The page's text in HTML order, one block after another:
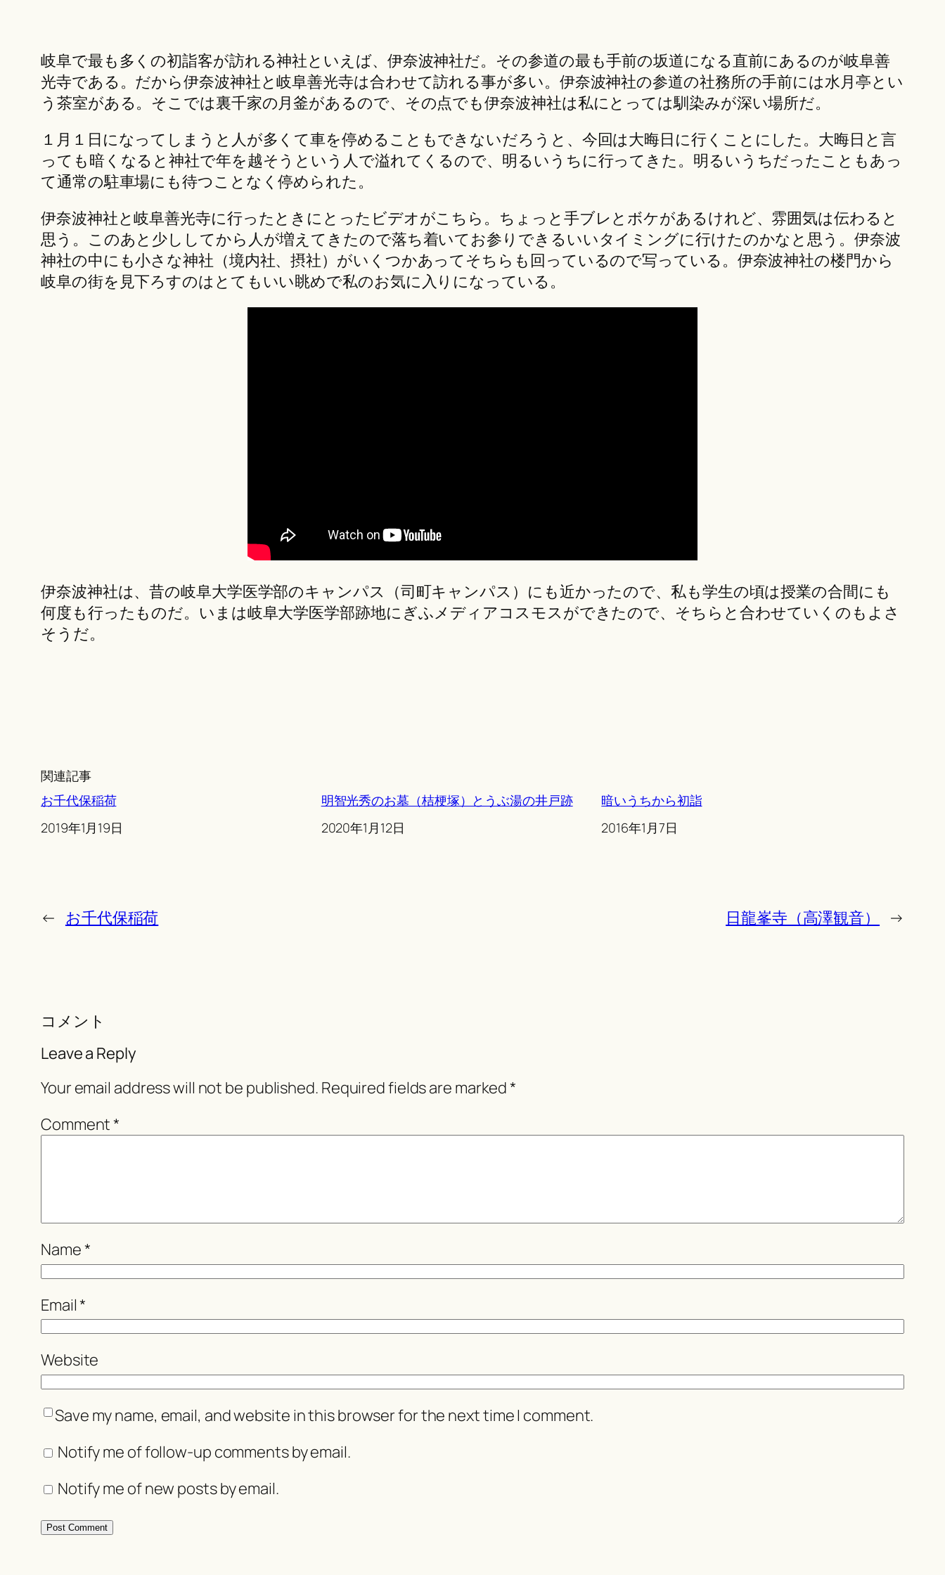
岐阜で最も多くの初詣客が訪れる神社といえば、伊奈波神社だ。その参道の最も手前の坂道になる直前にあるのが岐阜善
光寺である。だから伊奈波神社と岐阜善光寺は合わせて訪れる事が多い。伊奈波神社の参道の社務所の手前には水月亭とい
う茶室がある。そこでは裏千家の月釜があるので、その点でも伊奈波神社は私にとっては馴染みが深い場所だ。
１月１日になってしまうと人が多くて車を停めることもできないだろうと、今回は大晦日に行くことにした。大晦日と言
っても暗くなると神社で年を越そうという人で溢れてくるので、明るいうちに行ってきた。明るいうちだったこともあっ
て通常の駐車場にも待つことなく停められた。
伊奈波神社と岐阜善光寺に行ったときにとったビデオがこちら。ちょっと手ブレとボケがあるけれど、雰囲気は伝わると
思う。このあと少ししてから人が増えてきたので落ち着いてお参りできるいいタイミングに行けたのかなと思う。伊奈波
神社の中にも小さな神社（境内社、摂社）がいくつかあってそちらも回っているので写っている。伊奈波神社の楼門から
岐阜の街を見下ろすのはとてもいい眺めで私のお気に入りになっている。
伊奈波神社は、昔の岐阜大学医学部のキャンパス（司町キャンパス）にも近かったので、私も学生の頃は授業の合間にも
何度も行ったものだ。いまは岐阜大学医学部跡地にぎふメディアコスモスができたので、そちらと合わせていくのもよさ
そうだ。
関連記事
お千代保稲荷
Date
2019年1月19日
明智光秀のお墓（桔梗塚）とうぶ湯の井戸跡
Date
2020年1月12日
暗いうちから初詣
Date
2016年1月7日
← お千代保稲荷 日龍峯寺（高澤観音） →
コメント
Leave a Reply
Your email address will not be published. Required fields are marked*
Comment*
Name*
Email*
Website
Save my name, email, and website in this browser for the next time I comment.
Notify me of follow-up comments by email.
Notify me of new posts by email.